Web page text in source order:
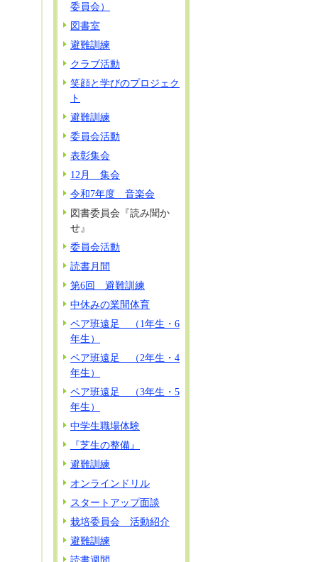
委員会）
図書室
避難訓練
クラブ活動
笑顔と学びのプロジェク
ト
避難訓練
委員会活動
表彰集会
12月 集会
令和7年度 音楽会
図書委員会『読み聞か
せ』
委員会活動
読書月間
第6回 避難訓練
中休みの業間体育
ペア班遠足 （1年生・6
年生）
ペア班遠足 （2年生・4
年生）
ペア班遠足 （3年生・5
年生）
中学生職場体験
『芝生の整備』
避難訓練
オンラインドリル
スタートアップ面談
栽培委員会 活動紹介
避難訓練